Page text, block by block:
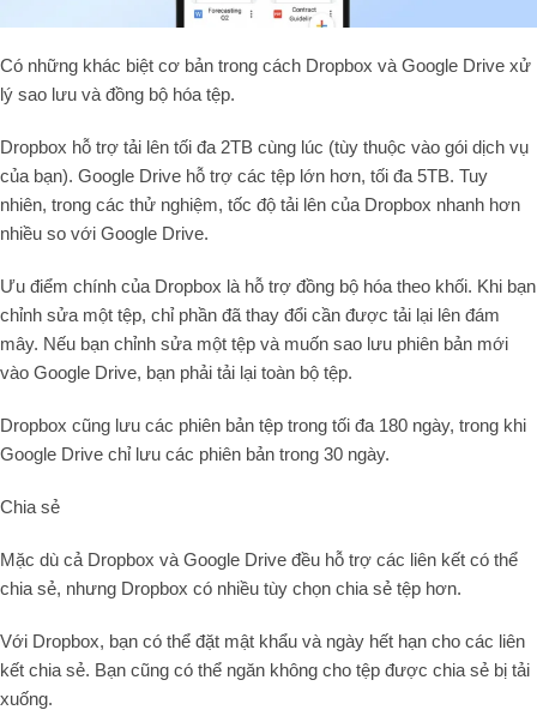
Có những khác biệt cơ bản trong cách Dropbox và Google Drive xử
lý sao lưu và đồng bộ hóa tệp.
Dropbox hỗ trợ tải lên tối đa 2TB cùng lúc (tùy thuộc vào gói dịch vụ
của bạn). Google Drive hỗ trợ các tệp lớn hơn, tối đa 5TB. Tuy
nhiên, trong các thử nghiệm, tốc độ tải lên của Dropbox nhanh hơn
nhiều so với Google Drive.
Ưu điểm chính của Dropbox là hỗ trợ đồng bộ hóa theo khối. Khi bạn
chỉnh sửa một tệp, chỉ phần đã thay đổi cần được tải lại lên đám
mây. Nếu bạn chỉnh sửa một tệp và muốn sao lưu phiên bản mới
vào Google Drive, bạn phải tải lại toàn bộ tệp.
Dropbox cũng lưu các phiên bản tệp trong tối đa 180 ngày, trong khi
Google Drive chỉ lưu các phiên bản trong 30 ngày.
Chia sẻ
Mặc dù cả Dropbox và Google Drive đều hỗ trợ các liên kết có thể
chia sẻ, nhưng Dropbox có nhiều tùy chọn chia sẻ tệp hơn.
Với Dropbox, bạn có thể đặt mật khẩu và ngày hết hạn cho các liên
kết chia sẻ. Bạn cũng có thể ngăn không cho tệp được chia sẻ bị tải
xuống.